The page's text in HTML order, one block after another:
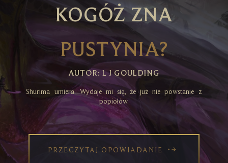
KOGÓŻ ZNA
PUSTYNIA?
AUTOR: L J GOULDING
Shurima umiera. Wydaje mi się, że już nie powstanie z
popiołów.
PRZECZYTAJ OPOWIADANIE